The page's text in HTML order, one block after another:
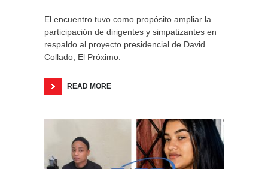
El encuentro tuvo como propósito ampliar la
participación de dirigentes y simpatizantes en
respaldo al proyecto presidencial de David
Collado, El Próximo.
READ MORE